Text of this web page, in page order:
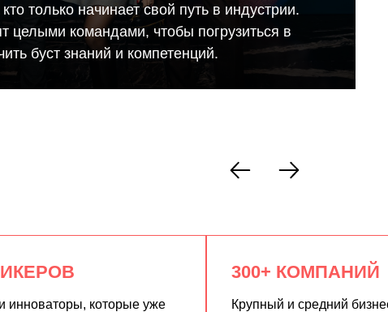
только начинает свой путь в индустрии.
целыми командами, чтобы погрузиться в
буст знаний и компетенций.
инноваторы, которые уже
300+ КОМПАНИЙ
Крупный и средний